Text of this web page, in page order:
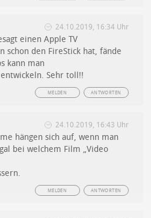
24.10.2019, 16:34 Uhr
einen Apple TV
schon den FireStick hat, fände
kann man
Sehr toll!!
ANTWORTEN
MELDEN
24.10.2019, 16:43 Uhr
hängen sich auf, wenn man
bei welchem Film „Video
ANTWORTEN
MELDEN